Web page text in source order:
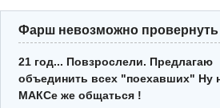
Правила
Поиск
Регистрация
Фарш невозможно провернуть
21 год... Повзрослели. Предлагаю
объединить всех "поехавших" Ну
МАКСе же общаться !